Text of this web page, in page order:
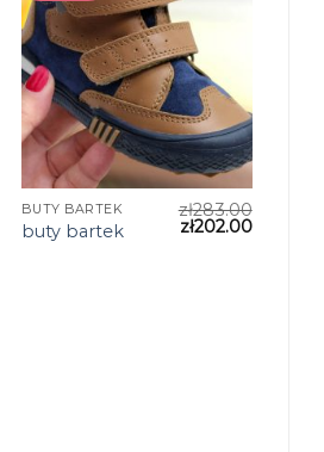
BUTY BARTEK
buty bartek
zł283.00
zł202.00